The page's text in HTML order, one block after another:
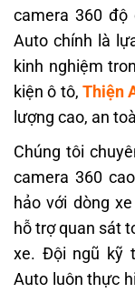
camera 360 độ
Auto chính là
kinh nghiệm
kiện ô tô, Thiện
lượng cao, an
Chúng tôi
camera 360
hảo với dòng
hỗ trợ quan sát
xe. Đội ngũ kỹ
Auto luôn thực